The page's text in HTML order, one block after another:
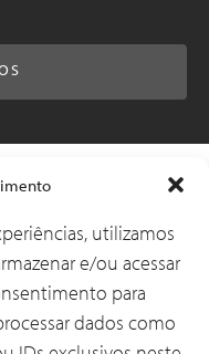
utilizamos
e/ou acessar
para
dados como